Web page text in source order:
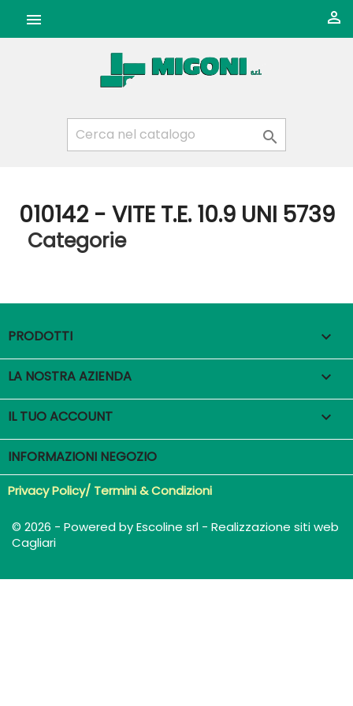
 

010142 - VITE T.E. 10.9 UNI 5739
Categorie
PRODOTTI 
LA NOSTRA AZIENDA 
IL TUO ACCOUNT 
INFORMAZIONI NEGOZIO
Privacy Policy/ Termini & Condizioni
© 2026 - Powered by Escoline srl - Realizzazione siti web
Cagliari